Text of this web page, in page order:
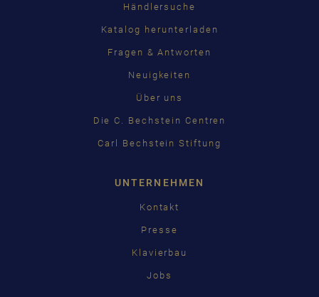
Händlersuche
Katalog herunterladen
Fragen & Antworten
Neuigkeiten
Über uns
Die C. Bechstein Centren
Carl Bechstein Stiftung
UNTERNEHMEN
Kontakt
Presse
Klavierbau
Jobs